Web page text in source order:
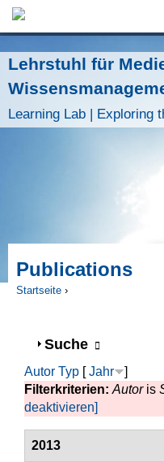
Lehrstuhl für
Learning Lab | Exploring
Publications
Startseite ›
Anzeigen
Suche
Autor Typ [Jahr
]
Filterkriterien: Autoris
deaktivieren]
2013